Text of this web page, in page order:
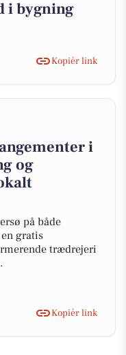
i bygning
Kopiér link
i
og
på både
gratis
trædrejeri
Kopiér link